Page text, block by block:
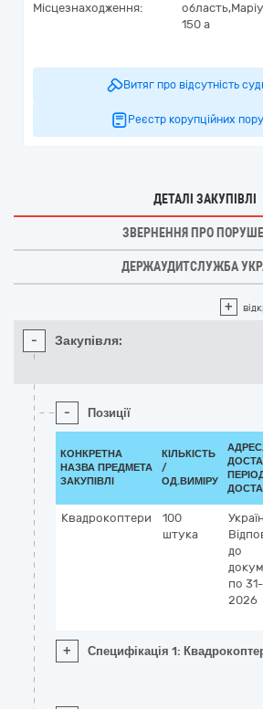
Місцезнаходження:
область,
150 а
Витяг про відсутність
Реєстр корупційних
ДЕТАЛІ ЗАКУПІВЛІ
ЗВЕРНЕННЯ ПРО
ДЕРЖАУДИТСЛУЖБА
+
- Закупівля:
- Позиції
КОНКРЕТНА
НАЗВА ПРЕДМЕТА
ЗАКУПІВЛІ
КІЛЬКІСТЬ
/
ОД.ВИМІРУ
Квадрокоптери
100
штука
до
по
2026
+ Специфікація 1: